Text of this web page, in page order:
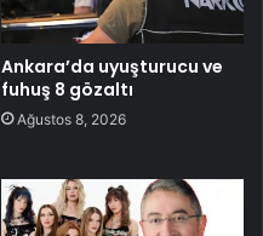
Ankara’da uyuşturucu ve
fuhuş 8 gözaltı
Ağustos 8, 2026